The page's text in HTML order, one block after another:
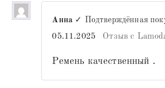
Анна ✓ Подтверждённая
05.11.2025
Отзыв с
Ремень качественный .